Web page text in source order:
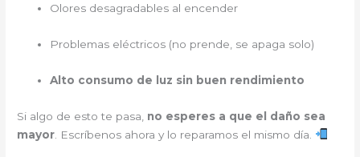
Olores desagradables al encender
Problemas eléctricos (no prende, se apaga solo)
Alto consumo de luz sin buen rendimiento
Si algo de esto te pasa, no esperes a que el daño sea
mayor . Escríbenos ahora y lo reparamos el mismo día.